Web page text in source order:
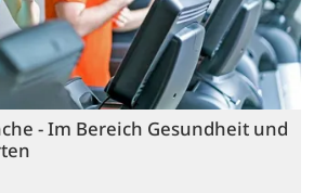
- Im Bereich Gesundheit und